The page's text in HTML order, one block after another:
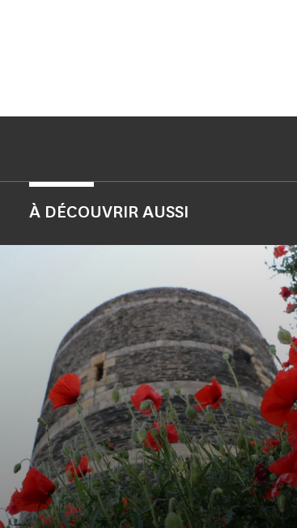
À DÉCOUVRIR AUSSI